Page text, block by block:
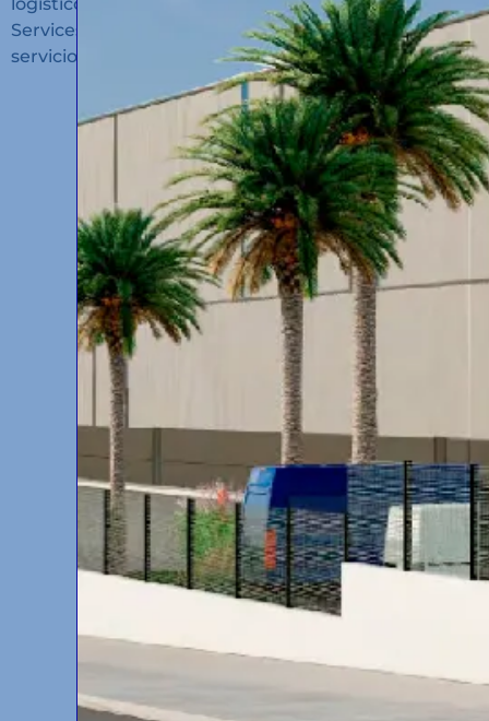
Services Algeciras, un espacio diseñado para ofrecer
servicios de alto